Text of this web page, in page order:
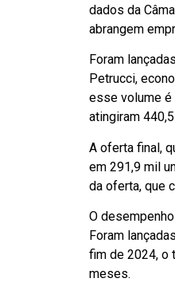
dados da
abrangem
Foram
Petrucci,
esse volume é
atingiram
A oferta final,
em 291,9 mil
da oferta, que
O
Foram
fim de 2024, o
meses.